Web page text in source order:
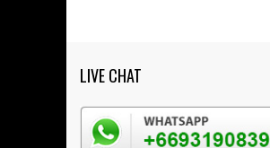
LIVE CHAT